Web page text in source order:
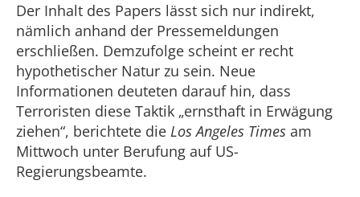
Der Inhalt des Papers lässt sich nur indirekt,
nämlich anhand der Pressemeldungen
erschließen. Demzufolge scheint er recht
hypothetischer Natur zu sein. Neue
Informationen deuteten darauf hin, dass
Terroristen diese Taktik „ernsthaft in Erwägung
ziehen“, berichtete die Los Angeles Times am
Mittwoch unter Berufung auf US-
Regierungsbeamte.